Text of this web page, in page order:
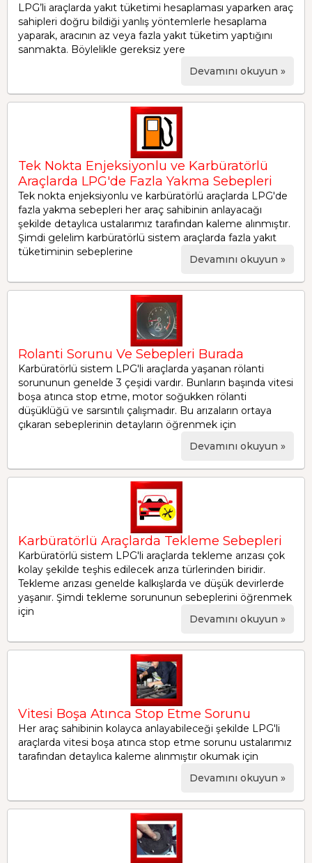
LPG’li araçlarda yakıt tüketimi hesaplaması yaparken araç
sahipleri doğru bildiği yanlış yöntemlerle hesaplama
yaparak, aracının az veya fazla yakıt tüketim yaptığını
sanmakta. Böylelikle gereksiz yere
Devamını okuyun »
Tek Nokta Enjeksiyonlu ve Karbüratörlü
Araçlarda LPG'de Fazla Yakma Sebepleri
Tek nokta enjeksiyonlu ve karbüratörlü araçlarda LPG'de
fazla yakma sebepleri her araç sahibinin anlayacağı
şekilde detaylıca ustalarımız tarafından kaleme alınmıştır.
Şimdi gelelim karbüratörlü sistem araçlarda fazla yakıt
tüketiminin sebeplerine
Devamını okuyun »
Rolanti Sorunu Ve Sebepleri Burada
Karbüratörlü sistem LPG'li araçlarda yaşanan rölanti
sorununun genelde 3 çeşidi vardır. Bunların başında vitesi
boşa atınca stop etme, motor soğukken rölanti
düşüklüğü ve sarsıntılı çalışmadır. Bu arızaların ortaya
çıkaran sebeplerinin detayların öğrenmek için
Devamını okuyun »
Karbüratörlü Araçlarda Tekleme Sebepleri
Karbüratörlü sistem LPG'li araçlarda tekleme arızası çok
kolay şekilde teşhis edilecek arıza türlerinden biridir.
Tekleme arızası genelde kalkışlarda ve düşük devirlerde
yaşanır. Şimdi tekleme sorununun sebeplerini öğrenmek
için
Devamını okuyun »
Vitesi Boşa Atınca Stop Etme Sorunu
Her araç sahibinin kolayca anlayabileceği şekilde LPG'li
araçlarda vitesi boşa atınca stop etme sorunu ustalarımız
tarafından detaylıca kaleme alınmıştır okumak için
Devamını okuyun »